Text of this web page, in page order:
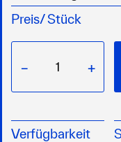
AutoTrim,
universelle
Motorschutz
inkl. einer
Preis/Stück
− +
Verfügbarkeit